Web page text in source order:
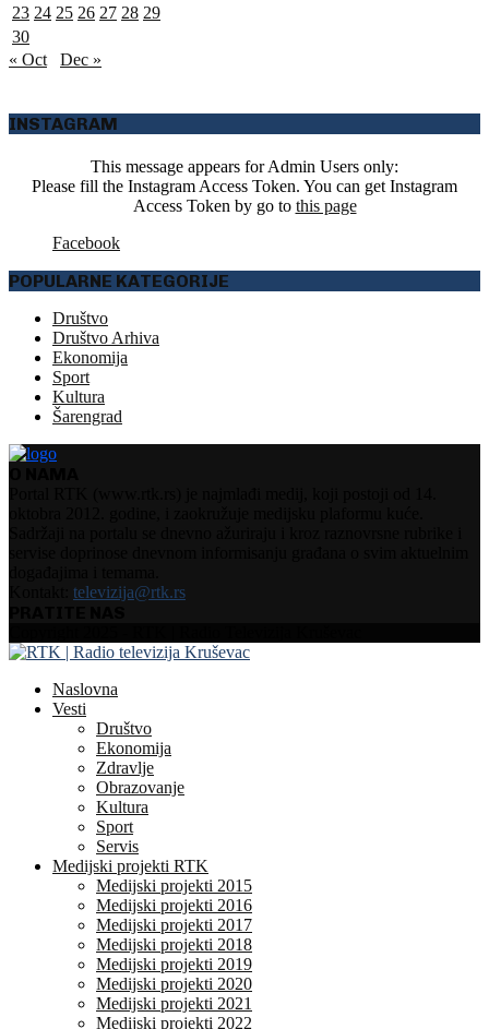
23 24 25 26 27 28 29
30
« Oct
Dec »
INSTAGRAM
This message appears for Admin Users only:
Please fill the Instagram Access Token. You can get Instagram
Access Token by go to this page
Facebook
POPULARNE KATEGORIJE
Društvo
Društvo Arhiva
Ekonomija
Sport
Kultura
Šarengrad
televizija@rtk.rs
Naslovna
Vesti
Društvo
Ekonomija
Zdravlje
Obrazovanje
Kultura
Sport
Servis
Medijski projekti RTK
Medijski projekti 2015
Medijski projekti 2016
Medijski projekti 2017
Medijski projekti 2018
Medijski projekti 2019
Medijski projekti 2020
Medijski projekti 2021
Medijski projekti 2022